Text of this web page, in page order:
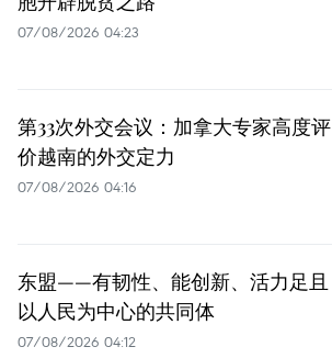
07/08/2026 04:23
第33次外交会议：加拿大专家高度评
价越南的外交定力
07/08/2026 04:16
东盟——有韧性、能创新、活力足且
以人民为中心的共同体
07/08/2026 04:12